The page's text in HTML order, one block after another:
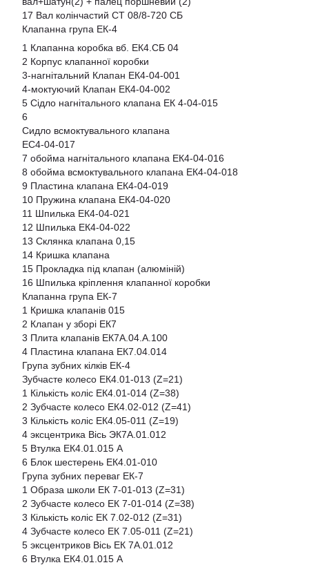
17 Вал колінчастий СТ 08/8-720 СБ
Клапанна група ЕК-4
1 Клапанна коробка вб. ЕК4.СБ 04
2 Корпус клапанної коробки
3-нагнітальний Клапан ЕК4-04-001
4-моктуючий Клапан ЕК4-04-002
5 Сідло нагнітального клапана ЕК 4-04-015
6
Сидло всмоктувального клапана
EC4-04-017
7 обойма нагнітального клапана ЕК4-04-016
8 обойма всмоктувального клапана ЕК4-04-018
9 Пластина клапана ЕК4-04-019
10 Пружина клапана ЕК4-04-020
11 Шпилька ЕК4-04-021
12 Шпилька ЕК4-04-022
13 Склянка клапана 0,15
14 Кришка клапана
15 Прокладка під клапан (алюміній)
16 Шпилька кріплення клапанної коробки
Клапанна група ЕК-7
1 Кришка клапанів 015
2 Клапан у зборі ЕК7
3 Плита клапанів ЕК7А.04.А.100
4 Пластина клапана ЕК7.04.014
Група зубних кілків ЕК-4
Зубчасте колесо ЕК4.01-013 (Z=21)
1 Кількість коліс ЕК4.01-014 (Z=38)
2 Зубчасте колесо ЕК4.02-012 (Z=41)
3 Кількість коліс ЕК4.05-011 (Z=19)
4 эксцентрика Вісь ЭК7А.01.012
5 Втулка ЕК4.01.015 А
6 Блок шестерень ЕК4.01-010
Група зубних переваг ЕК-7
1 Образа школи ЕК 7-01-013 (Z=31)
2 Зубчасте колесо ЕК 7-01-014 (Z=38)
3 Кількість коліс ЕК 7.02-012 (Z=31)
4 Зубчасте колесо ЕК 7.05-011 (Z=21)
5 эксцентриков Вісь ЕК 7А.01.012
6 Втулка ЕК4.01.015 А